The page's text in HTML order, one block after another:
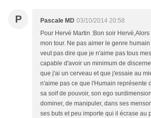
P Pascale MD 03/10/2014 20:58
Pour Hervé Martin :Bon soir
mon tour. Ne pas aimer le genre
veut pas dire que je n'aime pas tous
capable d'avoir un minimum de
que j'ai un cerveau et que j'essaie au
n'aime pas ce que l'Humain représente
sa soif de pouvoir, son ego
dominer, de manipuler, dans ses
ses buts et peu importe qui il écrase au